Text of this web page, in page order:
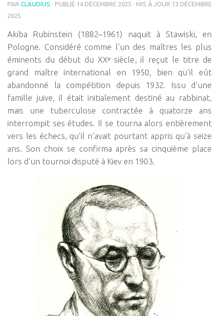
PAR CLAUDIUS · PUBLIÉ 14 DÉCEMBRE 2025 · MIS À JOUR 13 DÉCEMBRE
2025
Akiba Rubinstein (1882–1961) naquit à Stawiski, en
Pologne. Considéré comme l’un des maîtres les plus
éminents du début du XXᵉ siècle, il reçut le titre de
grand maître international en 1950, bien qu’il eût
abandonné la compétition depuis 1932. Issu d’une
famille juive, il était initialement destiné au rabbinat,
mais une tuberculose contractée à quatorze ans
interrompit ses études. Il se tourna alors entièrement
vers les échecs, qu’il n’avait pourtant appris qu’à seize
ans. Son choix se confirma après sa cinquième place
lors d’un tournoi disputé à Kiev en 1903.